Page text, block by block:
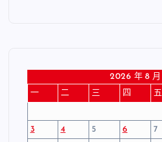
2026 年 8 月
一
二 三 四 五
3
4 5 6 7